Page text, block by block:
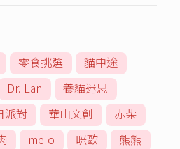
零食挑選
貓中途
Dr. Lan
養貓迷思
派對 華山文創
赤柴
me-o 咪歐
熊熊